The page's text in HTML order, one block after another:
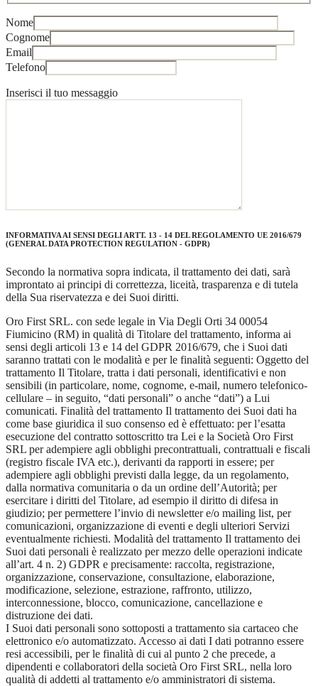
Nome
Cognome
Email
Telefono
Inserisci il tuo messaggio
INFORMATIVA AI SENSI DEGLI ARTT. 13 - 14 DEL REGOLAMENTO UE 2016/679
(GENERAL DATA PROTECTION REGULATION - GDPR)
Secondo la normativa sopra indicata, il trattamento dei dati, sarà
improntato ai principi di correttezza, liceità, trasparenza e di tutela
della Sua riservatezza e dei Suoi diritti.
Oro First SRL. con sede legale in Via Degli Orti 34 00054
Fiumicino (RM) in qualità di Titolare del trattamento, informa ai
sensi degli articoli 13 e 14 del GDPR 2016/679, che i Suoi dati
saranno trattati con le modalità e per le finalità seguenti: Oggetto del
trattamento Il Titolare, tratta i dati personali, identificativi e non
sensibili (in particolare, nome, cognome, e-mail, numero telefonico-
cellulare – in seguito, “dati personali” o anche “dati”) a Lui
comunicati. Finalità del trattamento Il trattamento dei Suoi dati ha
come base giuridica il suo consenso ed è effettuato: per l’esatta
esecuzione del contratto sottoscritto tra Lei e la Società Oro First
SRL per adempiere agli obblighi precontrattuali, contrattuali e fiscali
(registro fiscale IVA etc.), derivanti da rapporti in essere; per
adempiere agli obblighi previsti dalla legge, da un regolamento,
dalla normativa comunitaria o da un ordine dell’Autorità; per
esercitare i diritti del Titolare, ad esempio il diritto di difesa in
giudizio; per permettere l’invio di newsletter e/o mailing list, per
comunicazioni, organizzazione di eventi e degli ulteriori Servizi
eventualmente richiesti. Modalità del trattamento Il trattamento dei
Suoi dati personali è realizzato per mezzo delle operazioni indicate
all’art. 4 n. 2) GDPR e precisamente: raccolta, registrazione,
organizzazione, conservazione, consultazione, elaborazione,
modificazione, selezione, estrazione, raffronto, utilizzo,
interconnessione, blocco, comunicazione, cancellazione e
distruzione dei dati.
I Suoi dati personali sono sottoposti a trattamento sia cartaceo che
elettronico e/o automatizzato. Accesso ai dati I dati potranno essere
resi accessibili, per le finalità di cui al punto 2 che precede, a
dipendenti e collaboratori della società Oro First SRL, nella loro
qualità di addetti al trattamento e/o amministratori di sistema.